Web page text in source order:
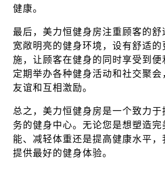
健康。
最后，美力恒健身房注重顾客的
宽敞明亮的健身环境，设有舒适的
施，让顾客在健身的同时享受到便
定期举办各种健身活动和社交聚会
友谊和互相激励。
总之，美力恒健身房是一个致力于
务的健身中心。无论您是想塑造完
能、减轻体重还是提高健康水平，
提供最好的健身体验。